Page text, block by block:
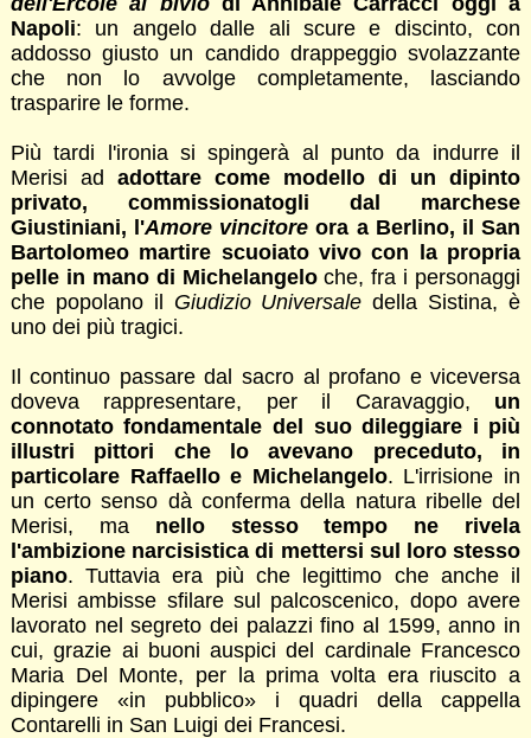
Napoli: un angelo dalle ali scure e discinto, con
addosso giusto un candido drappeggio svolazzante
che non lo avvolge completamente, lasciando
trasparire le forme.
Più tardi l'ironia si spingerà al punto da indurre il
Merisi ad adottare come modello di un dipinto
privato, commissionatogli dal marchese
Giustiniani, l'Amore vincitore ora a Berlino, il San
Bartolomeo martire scuoiato vivo con la propria
pelle in mano di Michelangeloche, fra i personaggi
che popolano il Giudizio Universaledella Sistina, è
uno dei più tragici.
Il continuo passare dal sacro al profano e viceversa
doveva rappresentare, per il Caravaggio, un
connotato fondamentale del suo dileggiare i più
illustri pittori che lo avevano preceduto, in
particolare Raffaello e Michelangelo. L'irrisione in
un certo senso dà conferma della natura ribelle del
Merisi, ma nello stesso tempo ne rivela
l'ambizione narcisistica di mettersi sul loro stesso
piano. Tuttavia era più che legittimo che anche il
Merisi ambisse sfilare sul palcoscenico, dopo avere
lavorato nel segreto dei palazzi fino al 1599, anno in
cui, grazie ai buoni auspici del cardinale Francesco
Maria Del Monte, per la prima volta era riuscito a
dipingere «in pubblico» i quadri della cappella
Contarelli in San Luigi dei Francesi.